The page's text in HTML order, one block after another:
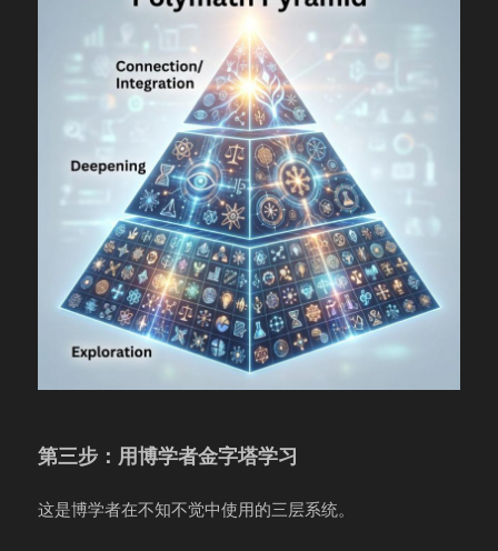
第三步：用博学者金字塔学习
这是博学者在不知不觉中使用的三层系统。